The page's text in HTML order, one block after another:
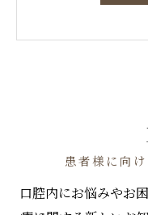
患者様に向
口腔内にお悩みやお